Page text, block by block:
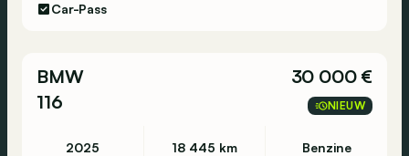
Car-Pass
BMW
116
30 000 €
NIEUW
2025 18 445 km Benzine